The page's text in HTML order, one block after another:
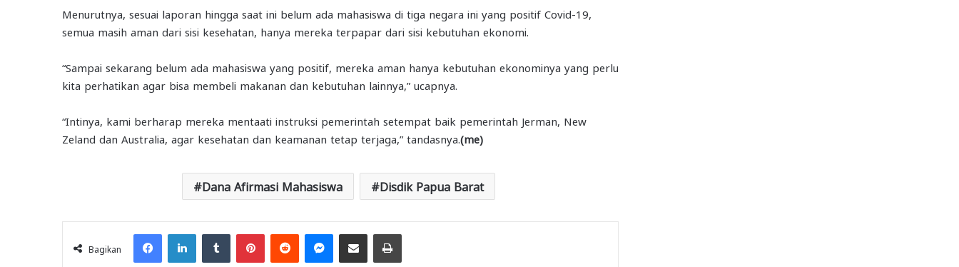
Menurutnya, sesuai laporan hingga saat ini belum ada mahasiswa di tiga negara ini yang positif Covid-19,
semua masih aman dari sisi kesehatan, hanya mereka terpapar dari sisi kebutuhan ekonomi.
“Sampai sekarang belum ada mahasiswa yang positif, mereka aman hanya kebutuhan ekonominya yang perlu
kita perhatikan agar bisa membeli makanan dan kebutuhan lainnya,” ucapnya.
“Intinya, kami berharap mereka mentaati instruksi pemerintah setempat baik pemerintah Jerman, New
Zeland dan Australia, agar kesehatan dan keamanan tetap terjaga,” tandasnya. (me)
Dana Afirmasi Mahasiswa Disdik Papua Barat
Bagikan
FacebookLinkedInTumblr PinterestReddit Messenger
Share via Email Print